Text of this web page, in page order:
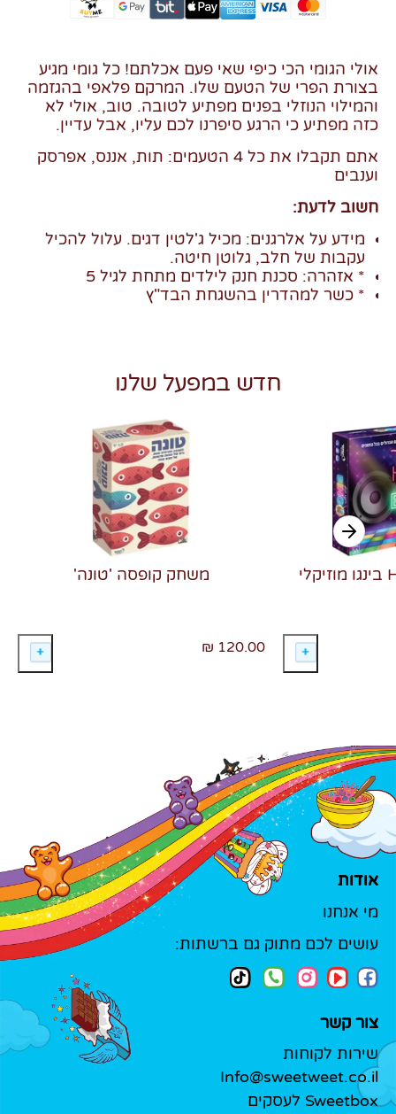
אולי הגומי הכי כיפי שאי פעם אכלתם! כל גומי מגיע
בצורת הפרי של הטעם שלו. המרקם פלאפי בהגזמה
והמילוי הנוזלי בפנים מפתיע לטובה. טוב, אולי לא
כזה מפתיע כי הרגע סיפרנו לכם עליו, אבל עדיין.
אתם תקבלו את כל 4 הטעמים: תות, אננס, אפרסק
וענבים
חשוב לדעת:
מידע על אלרגנים: מכיל ג'לטין דגים. עלול להכיל
עקבות של חלב, גלוטן חיטה.
* אזהרה: סכנת חנק לילדים מתחת לגיל 5
* כשר למהדרין בהשגחת הבד"ץ
חדש במפעל שלנו
משחק קופסה 'טונה'
120.00 ₪
אודות
מי אנחנו
עושים לכם מתוק גם ברשתות:
צור קשר
שירות לקוחות
Info@sweetweet.co.il
Sweetbox לעסקים